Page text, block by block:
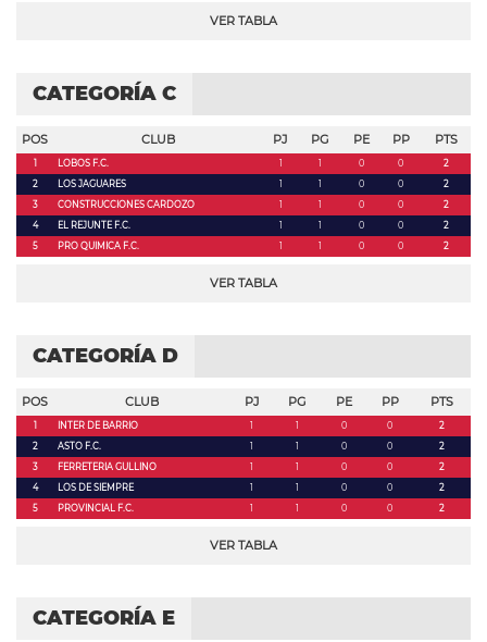
VER TABLA
CATEGORÍA C
POS CLUB PJ PG PE PP PTS
1 LOBOS F.C. 1 1 0 0
2
2
LOS JAGUARES 1 1 0 0
2
3
CONSTRUCCIONES CARDOZO 1 1 0 0
2
4
EL REJUNTE F.C. 1 1 0 0
2
5
PRO QUIMICA F.C. 1 1 0 0 2
VER TABLA
CATEGORÍA D
POS CLUB PJ PG PE PP PTS
1 INTER DE BARRIO 1 1 0 0
2
2
ASTO F.C. 1 1 0 0
2
3
FERRETERIA GULLINO 1 1 0 0
2
4
LOS DE SIEMPRE 1 1 0 0
2
5
PROVINCIAL F.C. 1 1 0 0 2
VER TABLA
CATEGORÍA E